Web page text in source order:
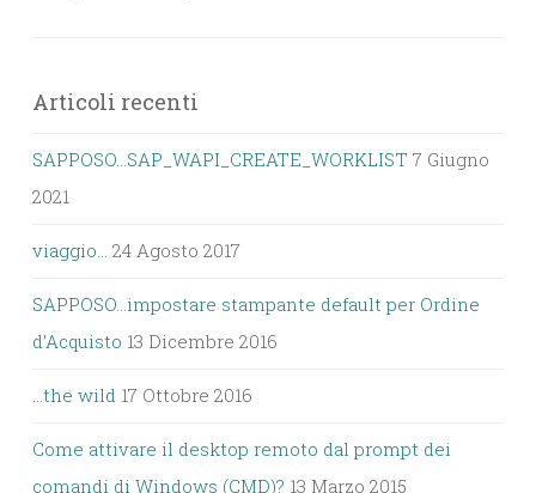
Articoli recenti
SAPPOSO…SAP_WAPI_CREATE_WORKLIST 7 Giugno
2021
viaggio… 24 Agosto 2017
SAPPOSO…impostare stampante default per Ordine
d’Acquisto 13 Dicembre 2016
…the wild 17 Ottobre 2016
Come attivare il desktop remoto dal prompt dei
comandi di Windows (CMD)? 13 Marzo 2015